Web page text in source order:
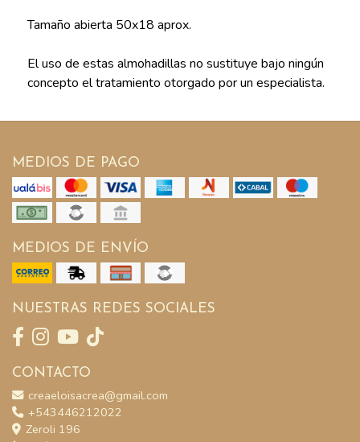
Tamaño abierta 50x18 aprox.
El uso de estas almohadillas no sustituye bajo ningún
concepto el tratamiento otorgado por un especialista.
MEDIOS DE PAGO
MEDIOS DE ENVÍO
NUESTRAS REDES SOCIALES
CONTACTO
creaeloisacrea@gmail.com
+543446212022
Zeroli 196